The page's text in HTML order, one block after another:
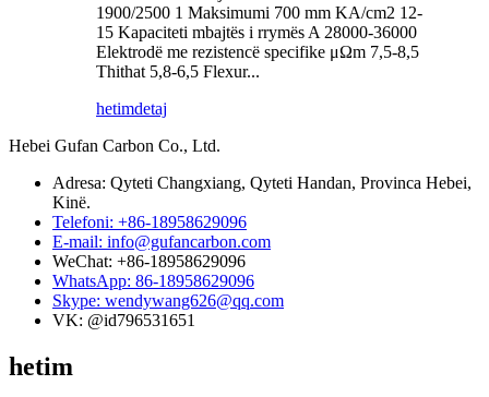
1900/2500 1 Maksimumi 700 mm KA/cm2 12-
15 Kapaciteti mbajtës i rrymës A 28000-36000
Elektrodë me rezistencë specifike μΩm 7,5-8,5
Thithat 5,8-6,5 Flexur...
hetimdetaj
Hebei Gufan Carbon Co., Ltd.
Adresa: Qyteti Changxiang, Qyteti Handan, Provinca Hebei,
Kinë.
Telefoni: +86-18958629096
E-mail: info@gufancarbon.com
WeChat: +86-18958629096
WhatsApp: 86-18958629096
Skype: wendywang626@qq.com
VK: @id796531651
hetim